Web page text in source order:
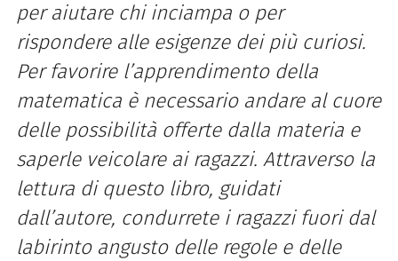
per aiutare chi inciampa o per
rispondere alle esigenze dei più curiosi.
Per favorire l’apprendimento della
matematica è necessario andare al cuore
delle possibilità offerte dalla materia e
saperle veicolare ai ragazzi. Attraverso la
lettura di questo libro, guidati
dall’autore, condurrete i ragazzi fuori dal
labirinto angusto delle regole e delle